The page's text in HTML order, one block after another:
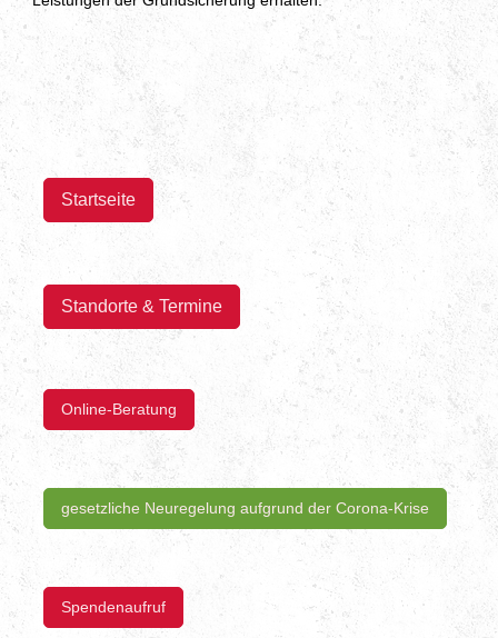
Startseite
Standorte & Termine
Online-Beratung
gesetzliche Neuregelung aufgrund der Corona-Krise
Spendenaufruf